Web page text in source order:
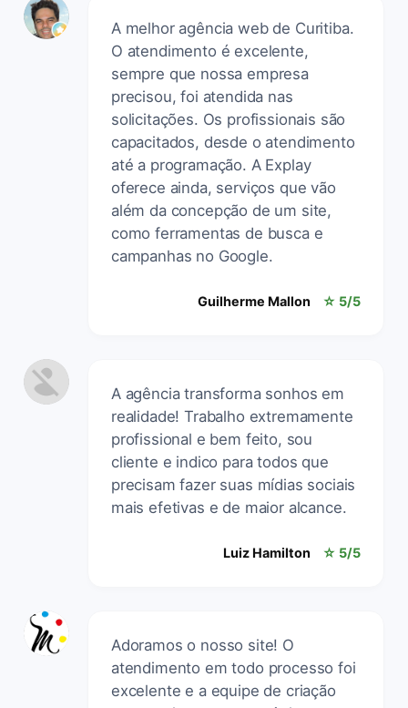
A melhor agência web de Curitiba.
O atendimento é excelente,
sempre que nossa empresa
precisou, foi atendida nas
solicitações. Os profissionais são
capacitados, desde o atendimento
até a programação. A Explay
oferece ainda, serviços que vão
além da concepção de um site,
como ferramentas de busca e
campanhas no Google.
Guilherme Mallon ☆ 5/5
A agência transforma sonhos em
realidade! Trabalho extremamente
profissional e bem feito, sou
cliente e indico para todos que
precisam fazer suas mídias sociais
mais efetivas e de maior alcance.
Luiz Hamilton ☆ 5/5
Adoramos o nosso site! O
atendimento em todo processo foi
excelente e a equipe de criação